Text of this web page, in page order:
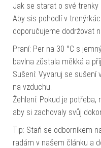
Jak se starat o své trenky
Aby sis pohodlí v
doporučujeme dodržovat
Praní: Per na 30 °C s
bavlna zůstala měkká a
Sušení: Vyvaruj se
na vzduchu.
Žehlení: Pokud je
aby si zachovaly svůj
Tip: Staň se odborníkem
radám v našem článku a